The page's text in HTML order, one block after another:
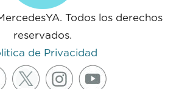
Todos los derechos
reservados.
de Privacidad